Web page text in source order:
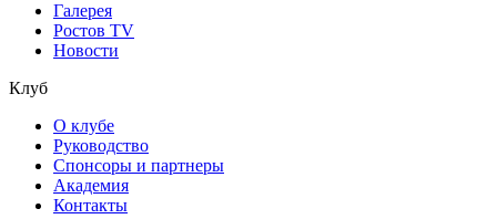
Галерея
Ростов TV
Новости
Клуб
О клубе
Руководство
Спонсоры и партнеры
Академия
Контакты